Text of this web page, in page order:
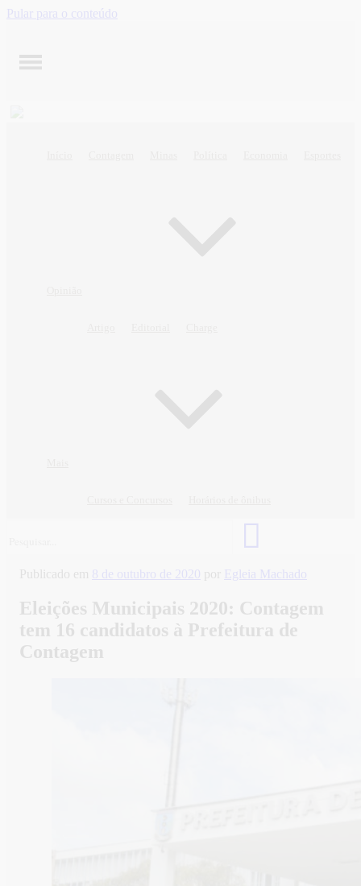
Pular para o conteúdo
Publicado em 8 de outubro de 2020 por Egleia Machado
Eleições Municipais 2020: Contagem
tem 16 candidatos à Prefeitura de
Contagem